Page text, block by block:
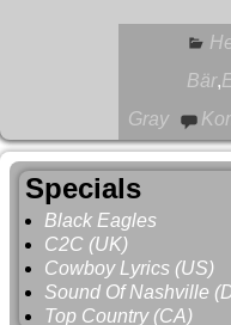
Bär,
Gray
Specials
Black Eagles
C2C (UK)
Cowboy Lyrics (US)
Sound Of Nashville
Top Country (CA)